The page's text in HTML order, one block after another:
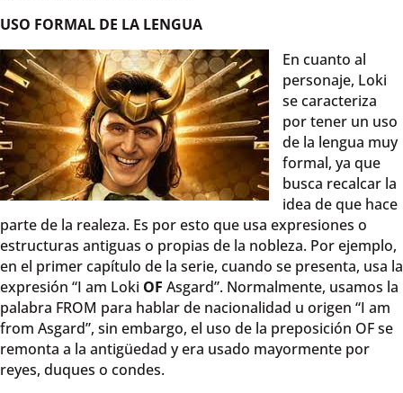
USO FORMAL DE LA LENGUA
En cuanto al
personaje, Loki
se caracteriza
por tener un uso
de la lengua muy
formal, ya que
busca recalcar la
idea de que hace
parte de la realeza. Es por esto que usa expresiones o
estructuras antiguas o propias de la nobleza. Por ejemplo,
en el primer capítulo de la serie, cuando se presenta, usa la
expresión “I am Loki OF Asgard”. Normalmente, usamos la
palabra FROM para hablar de nacionalidad u origen “I am
from Asgard”, sin embargo, el uso de la preposición OF se
remonta a la antigüedad y era usado mayormente por
reyes, duques o condes.